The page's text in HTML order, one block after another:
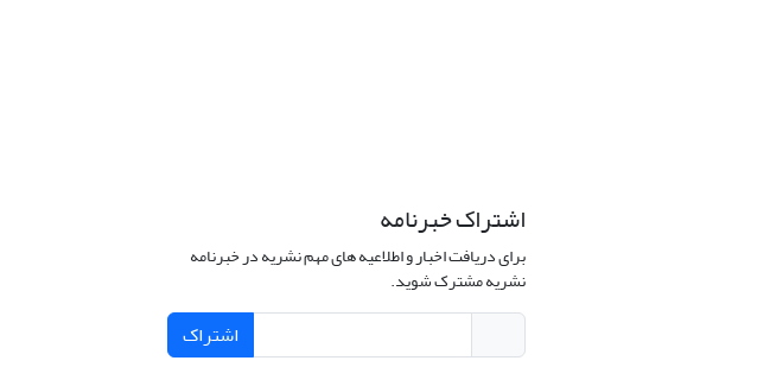
اشتراک خبرنامه
برای دریافت اخبار و اطلاعیه های مهم نشریه در خبرنامه
نشریه مشترک شوید.
اشتراک